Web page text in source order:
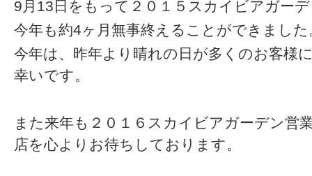
9月13日をもって２０１５スカイビアガー
今年も約4ヶ月無事終えることができました
今年は、昨年より晴れの日が多くのお客様
幸いです。
また来年も２０１６スカイビアガーデン営
店を心よりお待ちしております。